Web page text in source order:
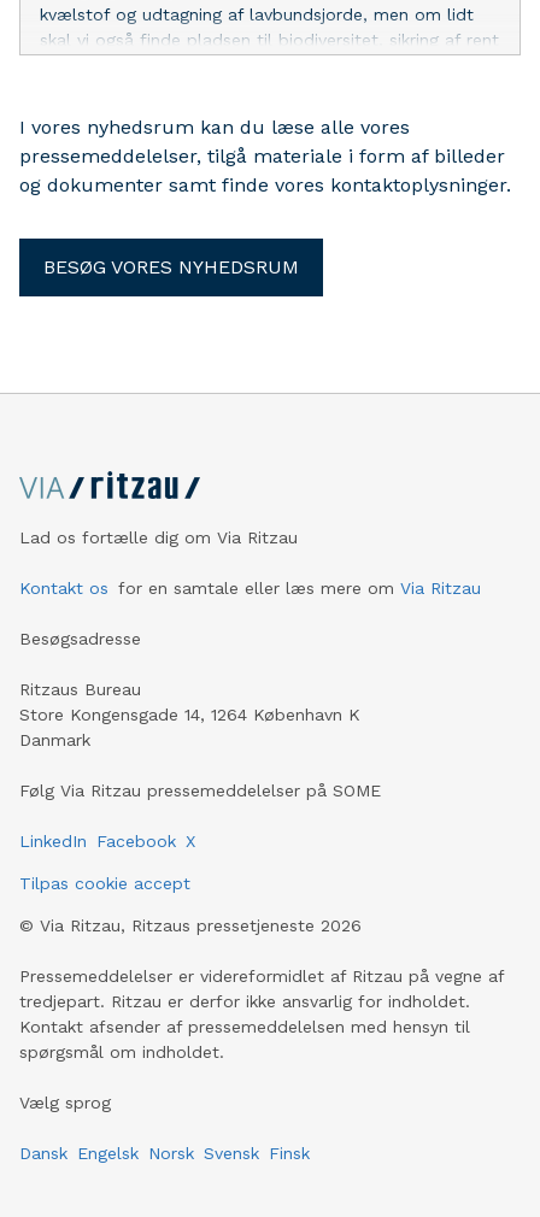
kvælstof og udtagning af lavbundsjorde, men om lidt
skal vi også finde pladsen til biodiversitet, sikring af rent
halve, hvis vi tænker samtlige hensyn ind fra start.
I vores nyhedsrum kan du læse alle vores
pressemeddelelser, tilgå materiale i form af billeder
og dokumenter samt finde vores kontaktoplysninger.
BESØG VORES NYHEDSRUM
Lad os fortælle dig om Via Ritzau
Kontakt os for en samtale eller læs mere om Via Ritzau
Besøgsadresse
Ritzaus Bureau
Store Kongensgade 14, 1264 København K
Danmark
Følg Via Ritzau pressemeddelelser på SOME
LinkedIn Facebook X
Tilpas cookie accept
© Via Ritzau, Ritzaus pressetjeneste 2026
Pressemeddelelser er videreformidlet af Ritzau på vegne af
tredjepart. Ritzau er derfor ikke ansvarlig for indholdet.
Kontakt afsender af pressemeddelelsen med hensyn til
spørgsmål om indholdet.
Vælg sprog
Dansk Engelsk Norsk Svensk Finsk